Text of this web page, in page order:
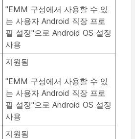
"EMM 구성에서 사용할 수 있
는 사용자 Android 직장 프로
필 설정"으로 Android OS 설정
사용
지원됨
"EMM 구성에서 사용할 수 있
는 사용자 Android 직장 프로
필 설정"으로 Android OS 설정
사용
지원됨